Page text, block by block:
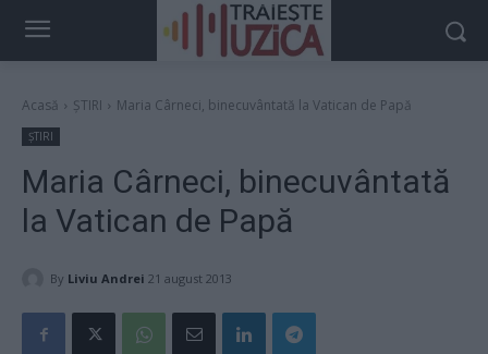
Acasă ȘTIRI Maria Cârneci, binecuvântată la Vatican de Papă
ȘTIRI
Maria Cârneci, binecuvântată
la Vatican de Papă
By Liviu Andrei 21 august 2013